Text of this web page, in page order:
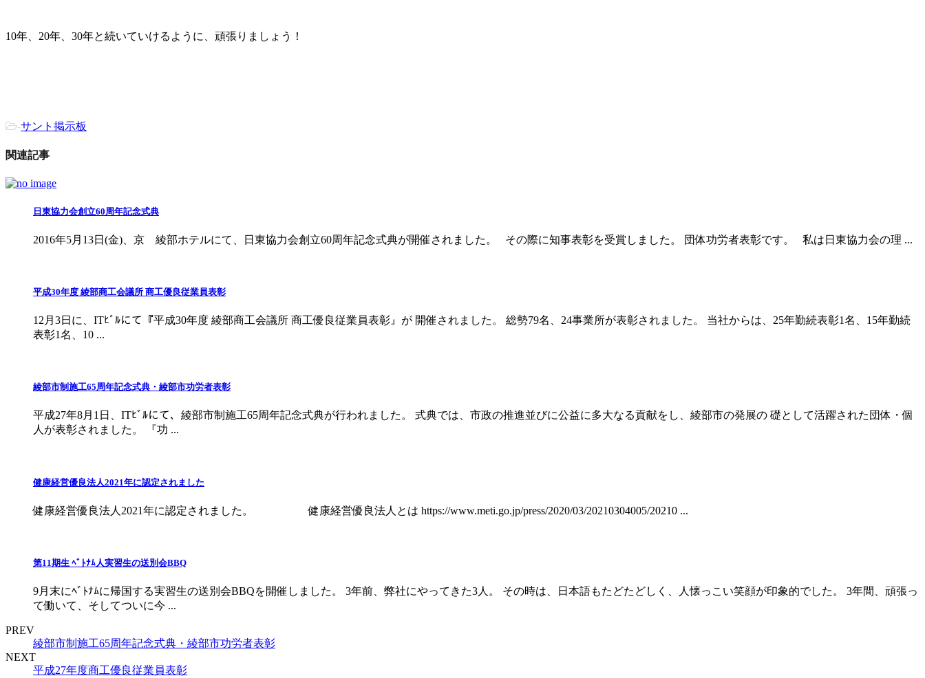
10年、20年、30年と続いていけるように、頑張りましょう！
-サント掲示板
関連記事
日東協力会創立60周年記念式典
2016年5月13日(金)、京 綾部ホテルにて、日東協力会創立60周年記念式典が開催されました。 その際に知事表彰を受賞しました。 団体功労者表彰です。 私は日東協力会の理 ...
平成30年度 綾部商工会議所 商工優良従業員表彰
12月3日に、ITﾋﾞﾙにて『平成30年度 綾部商工会議所 商工優良従業員表彰』が 開催されました。 総勢79名、24事業所が表彰されました。 当社からは、25年勤続表彰1名、15年勤続
表彰1名、10 ...
綾部市制施工65周年記念式典・綾部市功労者表彰
平成27年8月1日、ITﾋﾞﾙにて、綾部市制施工65周年記念式典が行われました。 式典では、市政の推進並びに公益に多大なる貢献をし、綾部市の発展の 礎として活躍された団体・個
人が表彰されました。 『功 ...
健康経営優良法人2021年に認定されました
健康経営優良法人2021年に認定されました。 健康経営優良法人とは https://www.meti.go.jp/press/2020/03/20210304005/20210 ...
第11期生 ﾍﾞﾄﾅﾑ人実習生の送別会BBQ
9月末にﾍﾞﾄﾅﾑに帰国する実習生の送別会BBQを開催しました。 3年前、弊社にやってきた3人。 その時は、日本語もたどたどしく、人懐っこい笑顔が印象的でした。 3年間、頑張っ
て働いて、そしてついに今 ...
PREV
綾部市制施工65周年記念式典・綾部市功労者表彰
NEXT
平成27年度商工優良従業員表彰